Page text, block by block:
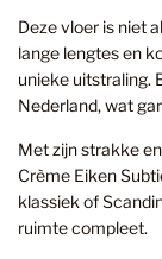
Deze vloer is niet
lange lengtes en
unieke uitstraling.
Nederland, wat
Met zijn strakke
Crème Eiken
klassiek of
ruimte compleet.